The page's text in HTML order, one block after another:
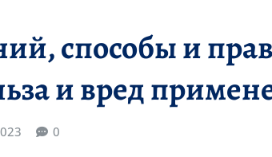
способы и
и вред
0